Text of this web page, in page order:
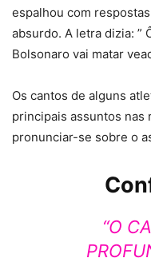
espalhou com
absurdo. A letra dizia: ”
Bolsonaro vai matar
Os cantos de alguns
principais assuntos nas
pronunciar-se sobre o
“O